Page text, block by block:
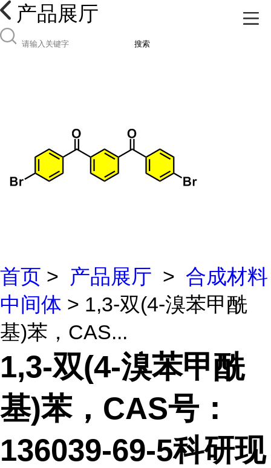
产品展厅
搜索
首页 > 产品展厅 > 合成材料
中间体 > 1,3-双(4-溴苯甲酰
基)苯，CAS...
1,3-双(4-溴苯甲酰
基)苯，CAS号：
136039-69-5科研现